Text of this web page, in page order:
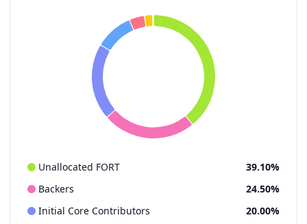
Unallocated FORT
39.10%
Backers
24.50%
Initial Core Contributors
20.00%